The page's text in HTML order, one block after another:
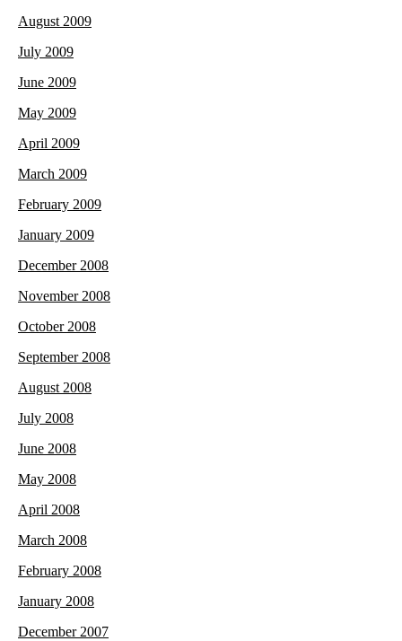
August 2009
July 2009
June 2009
May 2009
April 2009
March 2009
February 2009
January 2009
December 2008
November 2008
October 2008
September 2008
August 2008
July 2008
June 2008
May 2008
April 2008
March 2008
February 2008
January 2008
December 2007